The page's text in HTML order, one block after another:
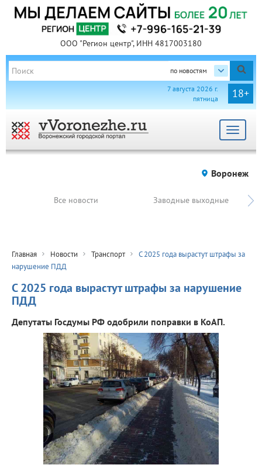
ООО "Регион центр", ИНН 4817003180
по новостям
18+
7 августа 2026 г.
пятница
Toggle
Воронеж
Все новости Заводные выходные
Главная Новости Транспорт
С 2025 года вырастут штрафы за
нарушение ПДД
С 2025 года вырастут штрафы за нарушение
ПДД
Депутаты Госдумы РФ одобрили поправки в КоАП.